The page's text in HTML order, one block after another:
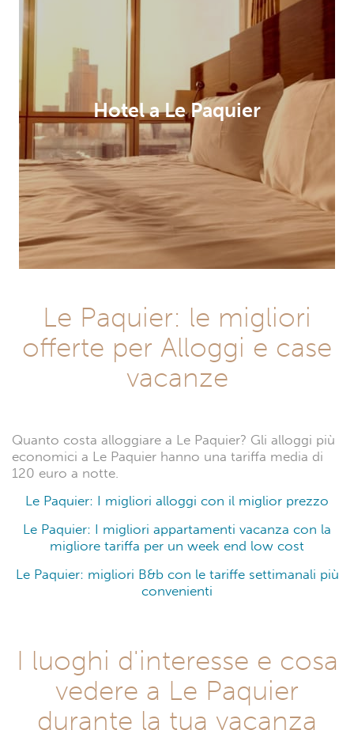
Hotel a Le Paquier
Le Paquier: le migliori
offerte per Alloggi e case
vacanze
Quanto costa alloggiare a Le Paquier? Gli alloggi più
economici a Le Paquier hanno una tariffa media di
120 euro a notte.
Le Paquier: I migliori alloggi con il miglior prezzo
Le Paquier: I migliori appartamenti vacanza con la
migliore tariffa per un week end low cost
Le Paquier: migliori B&b con le tariffe settimanali più
convenienti
I luoghi d'interesse e cosa
vedere a Le Paquier
durante la tua vacanza